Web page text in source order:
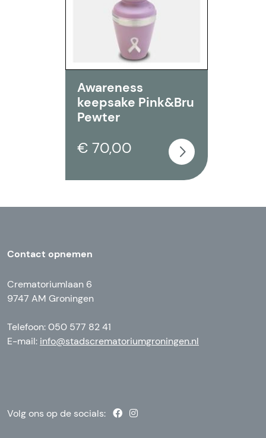
Awareness
keepsake Pink&Bru
Pewter
€ 70,00
Contact opnemen
Crematoriumlaan 6
9747 AM Groningen
Telefoon: 050 577 82 41
E-mail: info@stadscrematoriumgroningen.nl
Volg ons op de socials: